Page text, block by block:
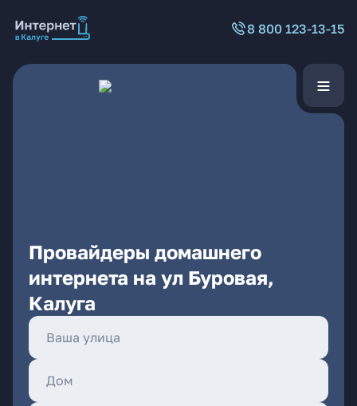
8 800 123-13-15
Провайдеры домашнего
интернета на ул Буровая,
Калуга